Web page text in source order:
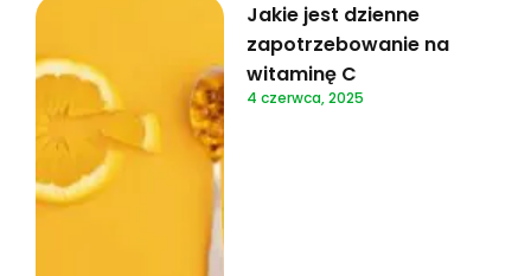
Jakie jest dzienne
zapotrzebowanie na
witaminę C
4 czerwca, 2025